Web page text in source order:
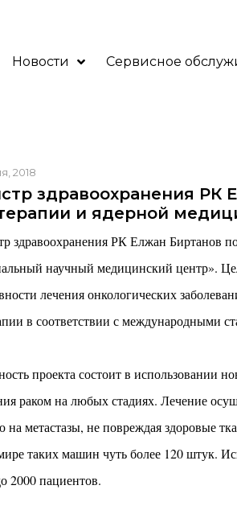
Новости Сервисное
2018
здравоохранения РК
и ядерной
здравоохранения РК Елжан Биртанов
научный медицинский центр».
лечения онкологических
в соответствии с международными
проекта состоит в использовании
раком на любых стадиях. Лечение
на метастазы, не повреждая здоровые
таких машин чуть более 120 штук.
2000 пациентов.